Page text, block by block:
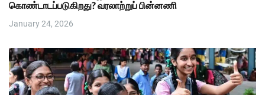
கொண்டாடப்படுகிறது? வரலாற்றுப் பின்னணி
January 24, 2026